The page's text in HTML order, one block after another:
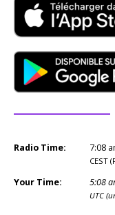
Radio Time: 7:08
CEST
Your Time: 5:08
UTC